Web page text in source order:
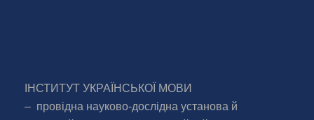
ІНСТИТУТ УКРАЇНСЬКОЇ МОВИ
– провідна науково-дослідна установа й